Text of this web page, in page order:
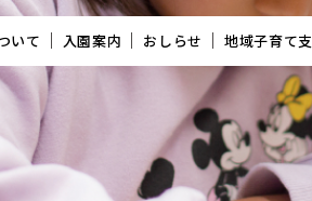
いて 入園案内 おしらせ 地域子育て